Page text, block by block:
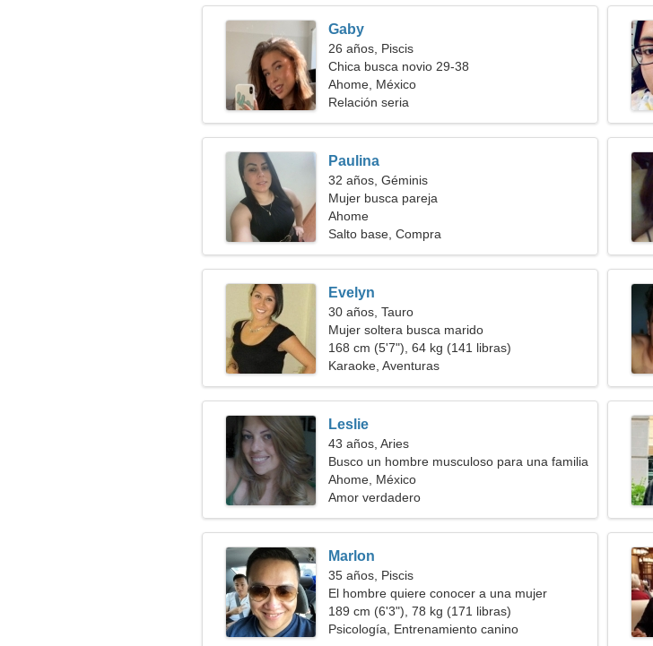
Gaby
26 años, Piscis
Chica busca novio 29-38
Ahome, México
Relación seria
Paulina
32 años, Géminis
Mujer busca pareja
Ahome
Salto base, Compra
Evelyn
30 años, Tauro
Mujer soltera busca marido
168 cm (5'7"), 64 kg (141 libras)
Karaoke, Aventuras
Leslie
43 años, Aries
Busco un hombre musculoso para una familia
Ahome, México
Amor verdadero
Marlon
35 años, Piscis
El hombre quiere conocer a una mujer
189 cm (6'3"), 78 kg (171 libras)
Psicología, Entrenamiento canino